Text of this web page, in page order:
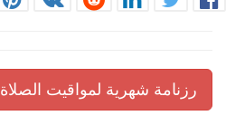
رزنامة شهرية لمواقيت الصلاة